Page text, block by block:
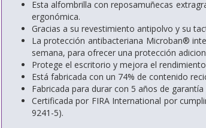
Esta alfombrilla con reposamuñecas
ergonómica.
Gracias a su revestimiento antipolvo y su
La protección antibacteriana Microban®
semana, para ofrecer una protección
Protege el escritorio y mejora el
Está fabricada con un 74% de contenido
Fabricada para durar con 5 años de garantía
Certificada por FIRA International por
9241-5).